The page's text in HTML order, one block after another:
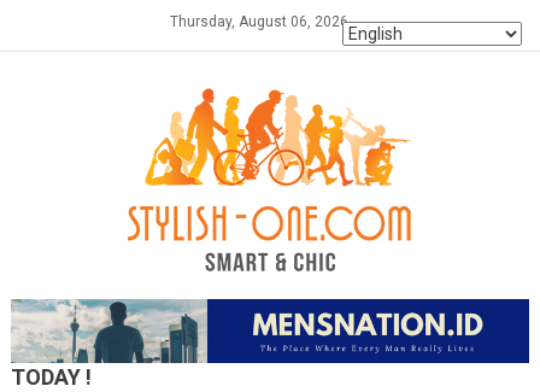
Thursday, August 06, 2026
TODAY !